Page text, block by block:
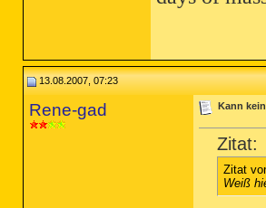
13.08.2007, 07:23
Rene-gad Kann
Zitat:
Zitat
Weiß